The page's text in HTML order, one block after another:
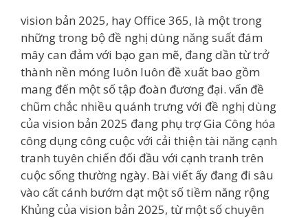
vision bản 2025, hay Office 365, là một trong
những trong bộ đề nghị dùng năng suất đám
mây can đảm với bạo gan mẽ, đang dần từ trở
thành nền móng luôn luôn đề xuất bao gồm
mang đến một số tập đoàn đương đại. vấn đề
chũm chắc nhiều quánh trưng với đề nghị dùng
của vision bản 2025 đang phụ trợ Gia Công hóa
công dụng công cuộc với cải thiện tài năng cạnh
tranh tuyên chiến đối đầu với cạnh tranh trên
cuộc sống thường ngày. Bài viết ấy đang đi sâu
vào cất cánh bướm dạt một số tiềm năng rộng
Khủng của vision bản 2025, từ một số chuyên